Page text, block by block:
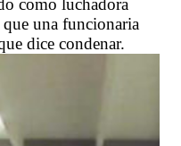
como luchadora
que una funcionaria
dice condenar.